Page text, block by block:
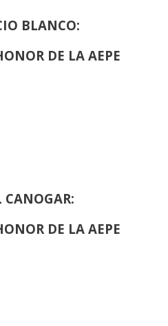
BLANCO:
DE LA AEPE
CANOGAR:
DE LA AEPE